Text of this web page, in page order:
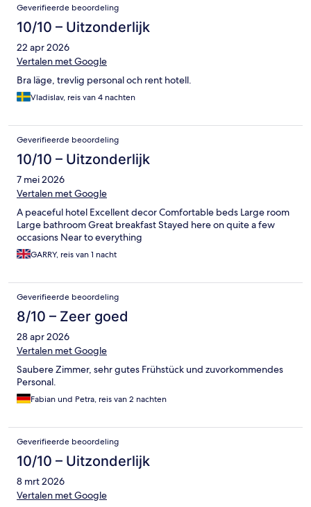
Geverifieerde beoordeling
10/10 – Uitzonderlijk
22 apr 2026
Vertalen met Google
Bra läge, trevlig personal och rent hotell.
Vladislav, reis van 4 nachten
Geverifieerde beoordeling
10/10 – Uitzonderlijk
7 mei 2026
Vertalen met Google
A peaceful hotel Excellent decor Comfortable beds Large room
Large bathroom Great breakfast Stayed here on quite a few
occasions Near to everything
GARRY, reis van 1 nacht
Geverifieerde beoordeling
8/10 – Zeer goed
28 apr 2026
Vertalen met Google
Saubere Zimmer, sehr gutes Frühstück und zuvorkommendes
Personal.
Fabian und Petra, reis van 2 nachten
Geverifieerde beoordeling
10/10 – Uitzonderlijk
8 mrt 2026
Vertalen met Google